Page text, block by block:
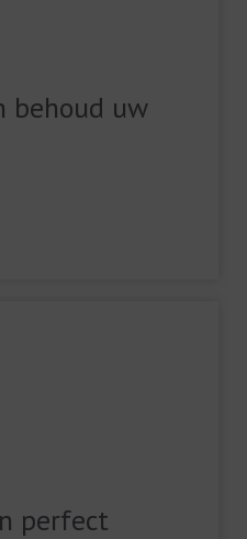
behoud uw
perfect